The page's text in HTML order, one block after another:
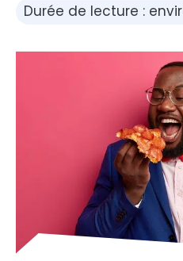
Durée de lecture :